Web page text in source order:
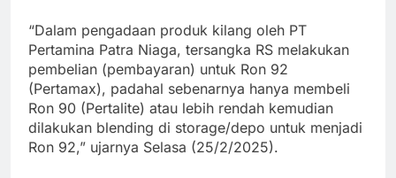
“Dalam pengadaan produk kilang oleh PT
Pertamina Patra Niaga, tersangka RS melakukan
pembelian (pembayaran) untuk Ron 92
(Pertamax), padahal sebenarnya hanya membeli
Ron 90 (Pertalite) atau lebih rendah kemudian
dilakukan blending di storage/depo untuk menjadi
Ron 92,” ujarnya Selasa (25/2/2025).